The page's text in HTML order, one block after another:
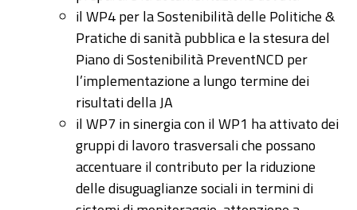
il WP4 per la Sostenibilità delle Politiche &
Pratiche di sanità pubblica e la stesura del
Piano di Sostenibilità PreventNCD per
l’implementazione a lungo termine dei
risultati della JA
il WP7 in sinergia con il WP1 ha attivato dei
gruppi di lavoro trasversali che possano
accentuare il contributo per la riduzione
delle disuguaglianze sociali in termini di